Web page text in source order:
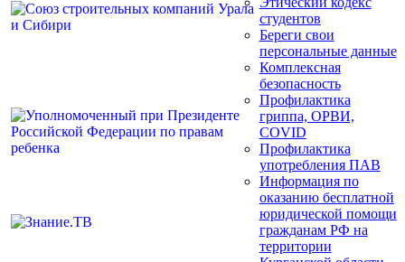
студентов
Береги свои
персональные данные
Комплексная
безопасность
Профилактика
гриппа, ОРВИ,
COVID
Профилактика
употребления ПАВ
Информация по
оказанию бесплатной
юридической помощи
гражданам РФ на
территории